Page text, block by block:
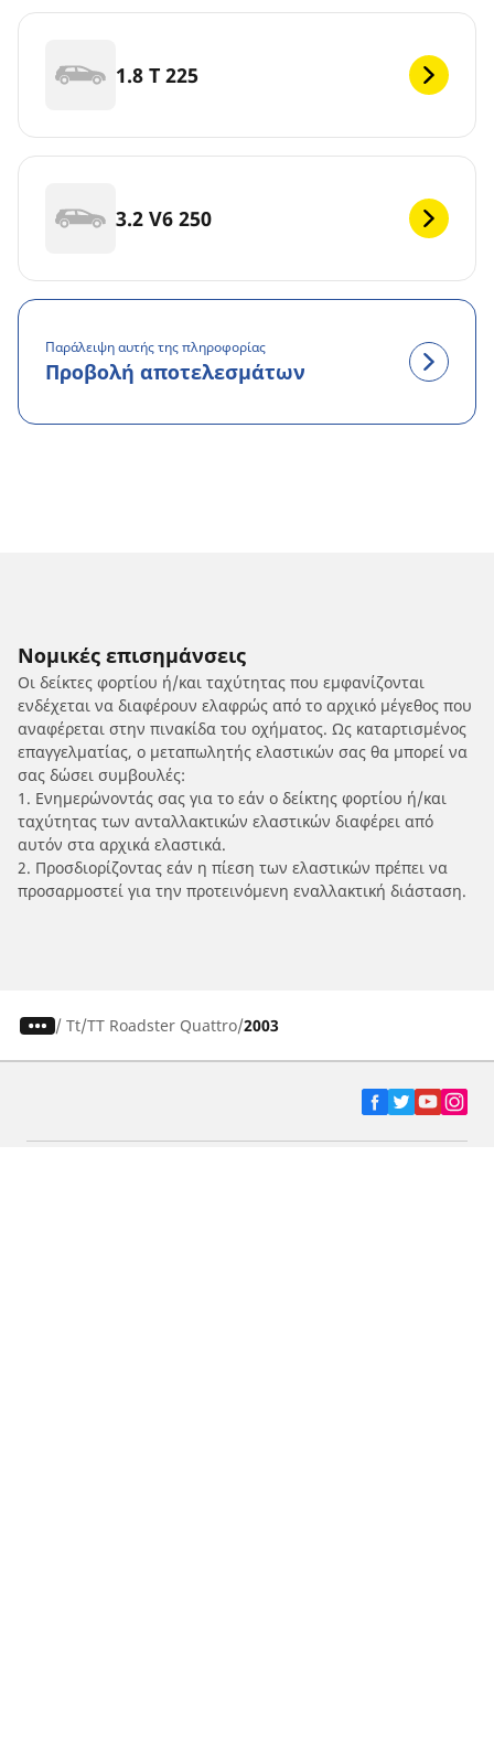
1.8 T 225
3.2 V6 250
Παράλειψη αυτής της πληροφορίας
Προβολή αποτελεσμάτων
Νομικές επισημάνσεις
Οι δείκτες φορτίου ή/και ταχύτητας που εμφανίζονται
ενδέχεται να διαφέρουν ελαφρώς από το αρχικό μέγεθος που
αναφέρεται στην πινακίδα του οχήματος. Ως καταρτισμένος
επαγγελματίας, ο μεταπωλητής ελαστικών σας θα μπορεί να
σας δώσει συμβουλές:
1. Ενημερώνοντάς σας για το εάν ο δείκτης φορτίου ή/και
ταχύτητας των ανταλλακτικών ελαστικών διαφέρει από
αυτόν στα αρχικά ελαστικά.
2. Προσδιορίζοντας εάν η πίεση των ελαστικών πρέπει να
προσαρμοστεί για την προτεινόμενη εναλλακτική διάσταση.
/ Tt TT Roadster Quattro 2003